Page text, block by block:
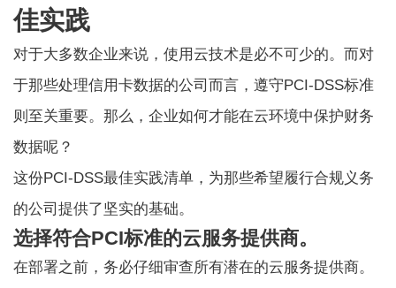
佳实践
对于大多数企业来说，使用云技术是必不可少的。而对
于那些处理信用卡数据的公司而言，遵守PCI-DSS标准
则至关重要。那么，企业如何才能在云环境中保护财务
数据呢？
这份PCI-DSS最佳实践清单，为那些希望履行合规义务
的公司提供了坚实的基础。
选择符合PCI标准的云服务提供商。
在部署之前，务必仔细审查所有潜在的云服务提供商。